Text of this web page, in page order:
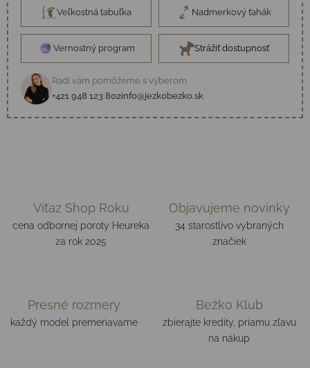
Veľkostná tabuľka Nadmerkový ťahák
Vernostný program Strážiť dostupnosť
Radi vám pomôžeme s výberom
+421 948 123 802info@jezkobezko.sk
Víťaz Shop Roku
cena odbornej poroty Heureka
za rok 2025
Objavujeme novinky
34 starostlivo vybraných
značiek
Presné rozmery
každý model premeriavame
Bežko Klub
zbierajte kredity, priamu zľavu
na nákup